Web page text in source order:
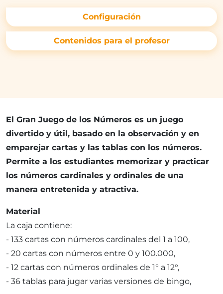
Configuración
Contenidos para el profesor
El Gran Juego de los Números es un juego
divertido y útil, basado en la observación y en
emparejar cartas y las tablas con los números.
Permite a los estudiantes memorizar y practicar
los números cardinales y ordinales de una
manera entretenida y atractiva.
Material
La caja contiene:
- 133 cartas con números cardinales del 1 a 100,
- 20 cartas con números entre 0 y 100.000,
- 12 cartas con números ordinales de 1° a 12°,
- 36 tablas para jugar varias versiones de bingo,